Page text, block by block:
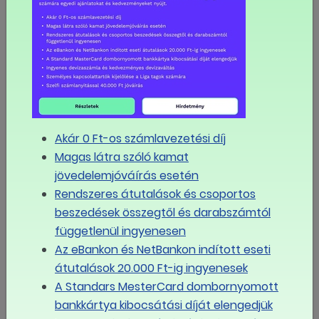
A nemi szerepekhez köthető esetek 25%-ban fordultak
elő, tehát a munkahelyi erőszak, vagy zaklatás
egynegyede ilyen típusú.
A kérdőívet kitöltők 75%-a nyilatkozott, úgy hogy a
munkáltató és a szakszervezet együttműködnek az
Akár 0 Ft-os számlavezetési díj
Magas látra szóló kamat
jövedelemjóváírás esetén
Rendszeres átutalások és csoportos
beszedések összegtől és darabszámtól
függetlenül ingyenesen
Az eBankon és NetBankon indított eseti
átutalások 20.000 Ft-ig ingyenesek
A Standars MesterCard dombornyomott
bankkártya kibocsátási díját elengedjük